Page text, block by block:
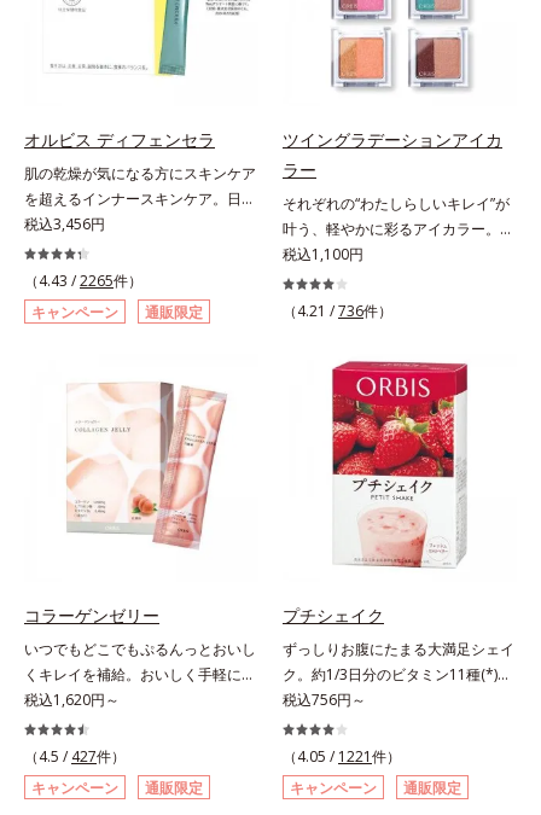
としてお使いいただく場合や、お肌
の状態に合わせて毎日お使いいただ
いても問題ありません。【ご使用方
法】①適量(さくらんぼ 1粒程度)を
を描くように、よくなじませます。
②指先の感触が軽くなったら、水ま
たはぬるま湯でよく洗い流します。
※W洗顔は不要です。
るべく、独自技術によるオルビスの
リポソームビタミンCは高吸収率。
カラダと同じ成分でできたリポソー
ム（カプセル）にビタミンCを閉じ
従来のビタミンCに比べて吸収率が
差で届けるタイムデリバー設計をプ
ラスすることで体内に長く留め、最
大限アプローチしていきます。甘酸
っぱいパイン風味が口の中に爽やか
に広がる顆粒タイプ。水なしでもサ
ッと摂れます。
けのケアなので、夏対策にありがち
な不快感やストレスは無し！ 時短
ケアにもなるため、忙しい方にもお
に早速、毎日2粒（目安）の新習慣
を始めましょう。* 紫外線などによ
り失われるビタミンCを中心とした
栄養成分の補給
オルビス ディフェンセラ
肌の乾燥が気になる方にスキンケア
を超えるインナースキンケア。日本
初(*1)“肌にもトクホ(*2)”！肌の乾燥
が気になる方に。高純度に精製した
米胚芽由来のグルコシルセラミドを
配合。「肌の水分を逃しにくくする
ため、肌の乾燥が気になる方に適し
アです。“飲むスキンケア”だから、
顔だけでなく、背中や足など、スキ
ンケア機能は全身にも。なかなか手
が回らない、ボディの乾燥対策にも
おすすめです。ゆずの爽やかな香り
とすっきりとした酸味が特徴の「ゆ
ず風味」、芳醇なマスカットの香り
「マスカット風味」、ピーチの甘い
香りと爽やかな甘味が楽しめる「ピ
ーチ風味」の3種のフレーバーをご
用意。その日の気分に合わせてチョ
イスできるから、より飽きにくく、
水なしで飲めるから、毎日手軽にお
いしく続けられます。*1 販売商品
として。*2 許可表示：本品に含ま
税込3,456円
（4.43 /2265件）
キャンペーン
通販限定
ツイングラデーションアイカ
ラー
それぞれの“わたしらしいキレイ”が
叶う、軽やかに彩るアイカラー。そ
れぞれの“わたしに似合う！”を叶え
る、絶妙な2色セットのデイリーア
イカラーです。自由に使い回せる濃
ョンが作れて、瞳の印象を確実に
UP。重ね方次第で印象の異なる仕
上がりが可能で、毎日のメイクがも
っと楽しくなります。それぞれの肌
色を考えたこだわりの色設計だか
ら、冒険カラーも肌にすんなりなじ
み、立体的で華やかな目元に仕上が
ります。容器の中でプレスされた粉
れて丸い粉体になる「バウンスロー
上で転がりやすく、ひと塗りでふわ
っとのび広がります。
税込1,100円
（4.21 /736件）
コラーゲンゼリー
いつでもどこでもぷるんっとおいし
くキレイを補給。おいしく手軽にキ
レイをチャージ！ おやつ感覚でハ
リと弾力のある毎日に欠かせない人
気のコラーゲンを補給できる、ステ
ィック型ゼリーです。吸収が早い、
分子の小さなコラーゲンが1袋にた
税込1,620円～
（4.5 / 427件）
キャンペーン
通販限定
プチシェイク
ずっしりお腹にたまる大満足シェイ
ク。約1/3日分のビタミン11種(*)・
鉄分・食物繊維配合でダイエットと
美容をしっかりサポート。食事とお
きかえるだけで簡単にカロリーを抑
えつつ、果実のいいところをまるご
と使って栄養バランスUP。食物繊
税込756円～
（4.05 / 1221件）
キャンペーン
通販限定